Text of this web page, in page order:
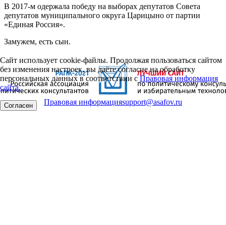
В 2017-м одержала победу на выборах депутатов Совета
депутатов муниципального округа Царицыно от партии
«Единая Россия».
Замужем, есть сын.
Сайт использует cookie-файлы. Продолжая пользоваться сайтом
без изменения настроек, вы даёте согласие на обработку
персональных данных в соответствии сПравовая информация
сайта.
Согласен Правовая информацияsupport@asafov.ru